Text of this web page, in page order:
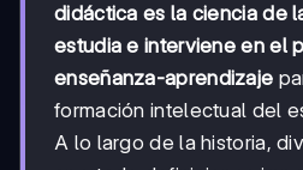
didáctica es la ciencia de
estudia e interviene en el
enseñanza-aprendizaje
formación intelectual del
A lo largo de la historia,